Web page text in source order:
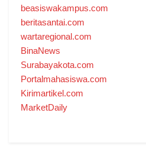
beasiswakampus.com
beritasantai.com
wartaregional.com
BinaNews
Surabayakota.com
Portalmahasiswa.com
Kirimartikel.com
MarketDaily